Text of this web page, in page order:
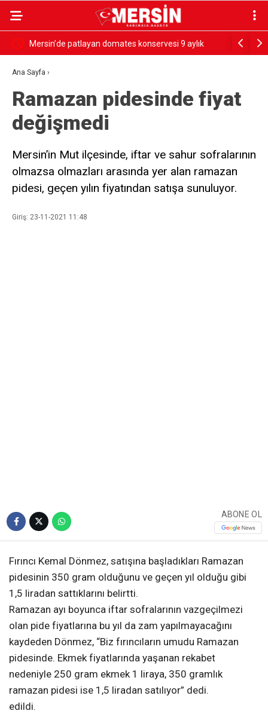
Mersin’de patlayan domates konservesi 9 aylık
bebeği yaktı
SESSİZ
Ana Sayfa ›
Ramazan pidesinde fiyat
değişmedi
Mersin’in Mut ilçesinde, iftar ve sahur sofralarının
olmazsa olmazları arasında yer alan ramazan
pidesi, geçen yılın fiyatından satışa sunuluyor.
Giriş: 23-11-2021 11:48
ABONE OL
Fırıncı Kemal Dönmez, satışına başladıkları Ramazan
pidesinin 350 gram olduğunu ve geçen yıl olduğu gibi
1,5 liradan sattıklarını belirtti.
Ramazan ayı boyunca iftar sofralarının vazgeçilmezi
olan pide fiyatlarına bu yıl da zam yapılmayacağını
kaydeden Dönmez, “Biz fırıncıların umudu Ramazan
pidesinde. Ekmek fiyatlarında yaşanan rekabet
nedeniyle 250 gram ekmek 1 liraya, 350 gramlık
ramazan pidesi ise 1,5 liradan satılıyor” dedi.
edildi.